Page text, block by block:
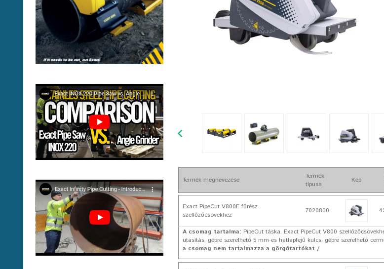
Termék megnevezése
Termék
típusa
Kép
Exact PipeCut V800E fűrész
szellőzőcsövekhez
7020800
A csomag tartalma: PipeCut táska, Exact PipeCut V800
utasítás, gépre szerelhető 5 mm-es hatlapfejű kulcs, gépre szerelhető
a csomag nem tartalmazza a görgőtartókat /